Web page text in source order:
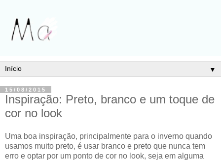
▼
15/08/2015
Inspiração: Preto, branco e um toque de
cor no look
Uma boa inspiração, principalmente para o inverno quando
usamos muito preto, é usar branco e preto que nunca tem
erro e optar por um ponto de cor no look, seja em alguma